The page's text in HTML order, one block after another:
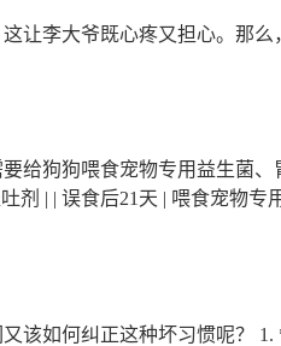
让李大爷既心疼又担心。那
给狗狗喂食宠物专用益生菌、
剂 | | 误食后21天 | 喂食宠物专
该如何纠正这种坏习惯呢？